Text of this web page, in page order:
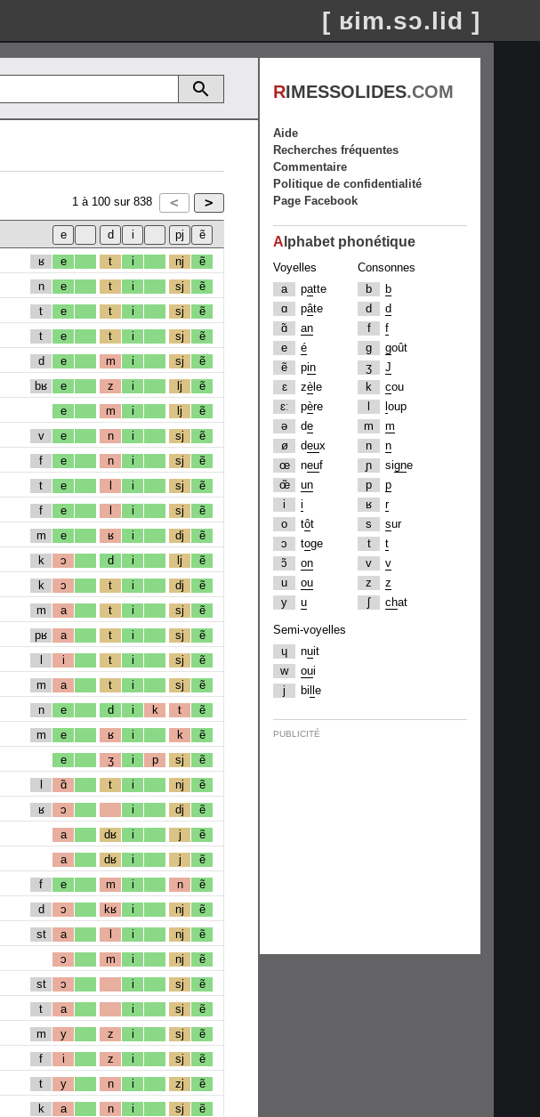
[ ʁim.sɔ.lid ]
1 à 100 sur 838
ʁ e t i nj ẽ
n e t i sj ẽ
t e t i sj ẽ
t e t i sj ẽ
d e m i sj ẽ
bʁ e z i lj ẽ
e m i lj ẽ
v e n i sj ẽ
f e n i sj ẽ
t e l i sj ẽ
f e l i sj ẽ
m e ʁ i dj ẽ
k ɔ d i lj ẽ
k ɔ t i dj ẽ
m a t i sj ẽ
pʁ a t i sj ẽ
l i t i sj ẽ
m a t i sj ẽ
n e d i k t ẽ
m e ʁ i k ẽ
e ʒ i p sj ẽ
l ɑ̃ t i nj ẽ
ʁ ɔ i dj ẽ
a dʁ i j ẽ
a dʁ i j ẽ
f e m i n ẽ
d ɔ kʁ i nj ẽ
st a l i nj ẽ
ɔ m i nj ẽ
st ɔ i sj ẽ
t a i sj ẽ
m y z i sj ẽ
f i z i sj ẽ
t y n i zj ẽ
k a n i sj ẽ
RIMESSOLIDES.COM
Aide
Recherches fréquentes
Commentaire
Politique de confidentialité
Page Facebook
A lphabet phonétique
Voyelles
a
patte
ɑ
pâte
ɑ̃
an
e
é
ẽ
pin
ɛ
zè le
ɛː
père
ə
de
ø
deux
œ
neuf
œ̃
un
i
i
o
tôt
ɔ
toge
ɔ̃
on
u
ou
y
u
Consonnes
b
b
d
d
f
f
g
goût
ʒ
J
k
cou
oup
m
m
n
n
ɲ
signe
p
p
ʁ
r
s
sur
t
t
v
v
z
z
ʃ
chat
Semi-voyelles
ɥ
nuit
w
oui
j
bi e
PUBLICITÉ